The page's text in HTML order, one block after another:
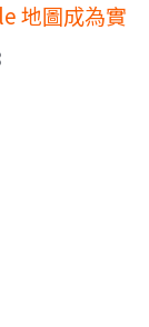
地圖成為實